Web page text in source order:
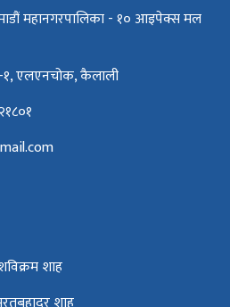
महानगरपालिका - १० आइपेक्स मल
१, एलएनचोक, कैलाली
शाह